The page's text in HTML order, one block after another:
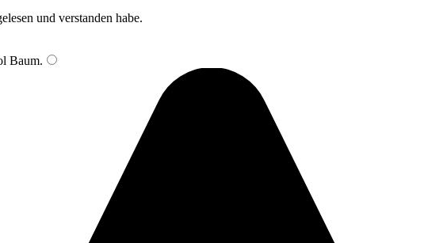
und verstanden habe.
Baum.